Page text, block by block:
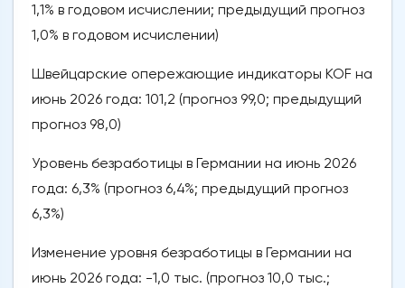
1,1% в годовом исчислении; предыдущий прогноз
1,0% в годовом исчислении)
Швейцарские опережающие индикаторы KOF на
июнь 2026 года: 101,2 (прогноз 99,0; предыдущий
прогноз 98,0)
Уровень безработицы в Германии на июнь 2026
года: 6,3% (прогноз 6,4%; предыдущий прогноз
6,3%)
Изменение уровня безработицы в Германии на
июнь 2026 года: -1,0 тыс. (прогноз 10,0 тыс.;